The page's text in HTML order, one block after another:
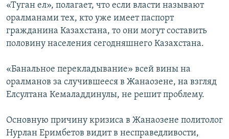
«Туган ел», полагает, что если власти называют
оралманами тех, кто уже имеет паспорт
гражданина Казахстана, то они могут составить
половину населения сегодняшнего Казахстана.
«Банальное перекладывание» всей вины на
оралманов за случившееся в Жанаозене, на взгляд
Елсултана Кемаладдинулы, не решит проблему.
Основную причину кризиса в Жанаозене политолог
Нурлан Еримбетов видит в несправедливости,